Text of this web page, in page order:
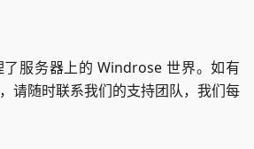
服务器上的 Windrose 世界。如有
请随时联系我们的支持团队，我们每